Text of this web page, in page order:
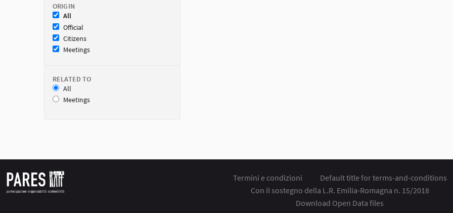
ORIGIN
All
Official
Citizens
Meetings
RELATED TO
All
Meetings
Termini e condizioni
Default title for terms-and-conditions
Con il sostegno della L.R. Emilia-Romagna n. 15/2018
Download Open Data files